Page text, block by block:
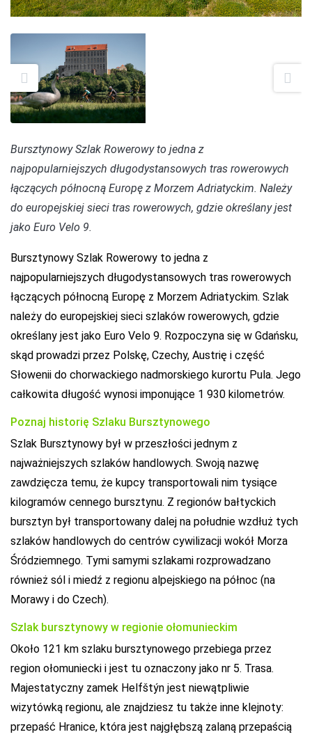
Bursztynowy Szlak Rowerowy to jedna z
najpopularniejszych długodystansowych tras rowerowych
łączących północną Europę z Morzem Adriatyckim. Należy
do europejskiej sieci tras rowerowych, gdzie określany jest
jako Euro Velo 9.
Bursztynowy Szlak Rowerowy to jedna z
najpopularniejszych długodystansowych tras rowerowych
łączących północną Europę z Morzem Adriatyckim. Szlak
należy do europejskiej sieci szlaków rowerowych, gdzie
określany jest jako Euro Velo 9. Rozpoczyna się w Gdańsku,
skąd prowadzi przez Polskę, Czechy, Austrię i część
Słowenii do chorwackiego nadmorskiego kurortu Pula. Jego
całkowita długość wynosi imponujące 1 930 kilometrów.
Poznaj historię Szlaku Bursztynowego
Szlak Bursztynowy był w przeszłości jednym z
najważniejszych szlaków handlowych. Swoją nazwę
zawdzięcza temu, że kupcy transportowali nim tysiące
kilogramów cennego bursztynu. Z regionów bałtyckich
bursztyn był transportowany dalej na południe wzdłuż tych
szlaków handlowych do centrów cywilizacji wokół Morza
Śródziemnego. Tymi samymi szlakami rozprowadzano
również sól i miedź z regionu alpejskiego na północ (na
Morawy i do Czech).
Szlak bursztynowy w regionie ołomunieckim
Około 121 km szlaku bursztynowego przebiega przez
region ołomuniecki i jest tu oznaczony jako nr 5. Trasa.
Majestatyczny zamek Helfštýn jest niewątpliwie
wizytówką regionu, ale znajdziesz tu także inne klejnoty:
przepaść Hranice, która jest najgłębszą zalaną przepaścią